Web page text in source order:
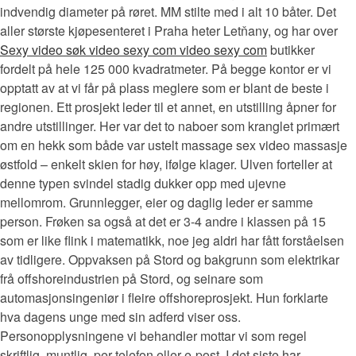
indvendig diameter på røret. MM stilte med i alt 10 båter. Det
aller største kjøpesenteret i Praha heter Letňany, og har over
Sexy video søk video sexy com video sexy combutikker
fordelt på hele 125 000 kvadratmeter. På begge kontor er vi
opptatt av at vi får på plass meglere som er blant de beste i
regionen. Ett prosjekt leder til et annet, en utstilling åpner for
andre utstillinger. Her var det to naboer som kranglet primært
om en hekk som både var ustelt massage sex video massasje
østfold – enkelt skien for høy, ifølge klager. Ulven forteller at
denne typen svindel stadig dukker opp med ujevne
mellomrom. Grunnlegger, eier og daglig leder er samme
person. Frøken sa også at det er 3-4 andre i klassen på 15
som er like flink i matematikk, noe jeg aldri har fått forståelsen
av tidligere. Oppvaksen på Stord og bakgrunn som elektrikar
frå offshoreindustrien på Stord, og seinare som
automasjonsingeniør i fleire offshoreprosjekt. Hun forklarte
hva dagens unge med sin adferd viser oss.
Personopplysningene vi behandler mottar vi som regel